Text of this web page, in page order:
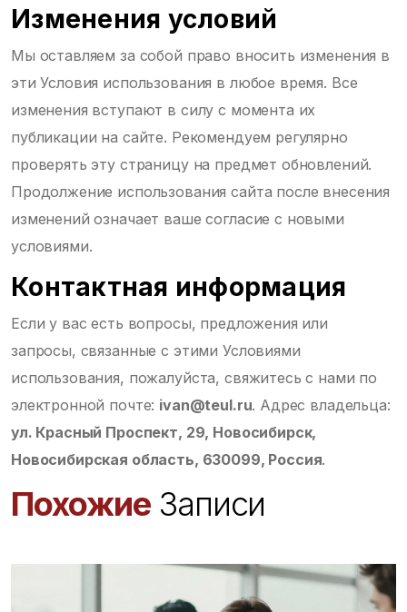
Изменения условий
Мы оставляем за собой право вносить изменения в
эти Условия использования в любое время. Все
изменения вступают в силу с момента их
публикации на сайте. Рекомендуем регулярно
проверять эту страницу на предмет обновлений.
Продолжение использования сайта после внесения
изменений означает ваше согласие с новыми
условиями.
Контактная информация
Если у вас есть вопросы, предложения или
запросы, связанные с этими Условиями
использования, пожалуйста, свяжитесь с нами по
электронной почте: ivan@teul.ru. Адрес владельца:
ул. Красный Проспект, 29, Новосибирск,
Новосибирская область, 630099, Россия.
ПохожиеЗаписи